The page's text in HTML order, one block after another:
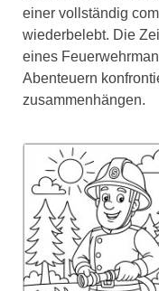
einer vollständig
wiederbelebt. Die
eines
Abenteuern
zusammenhängen.